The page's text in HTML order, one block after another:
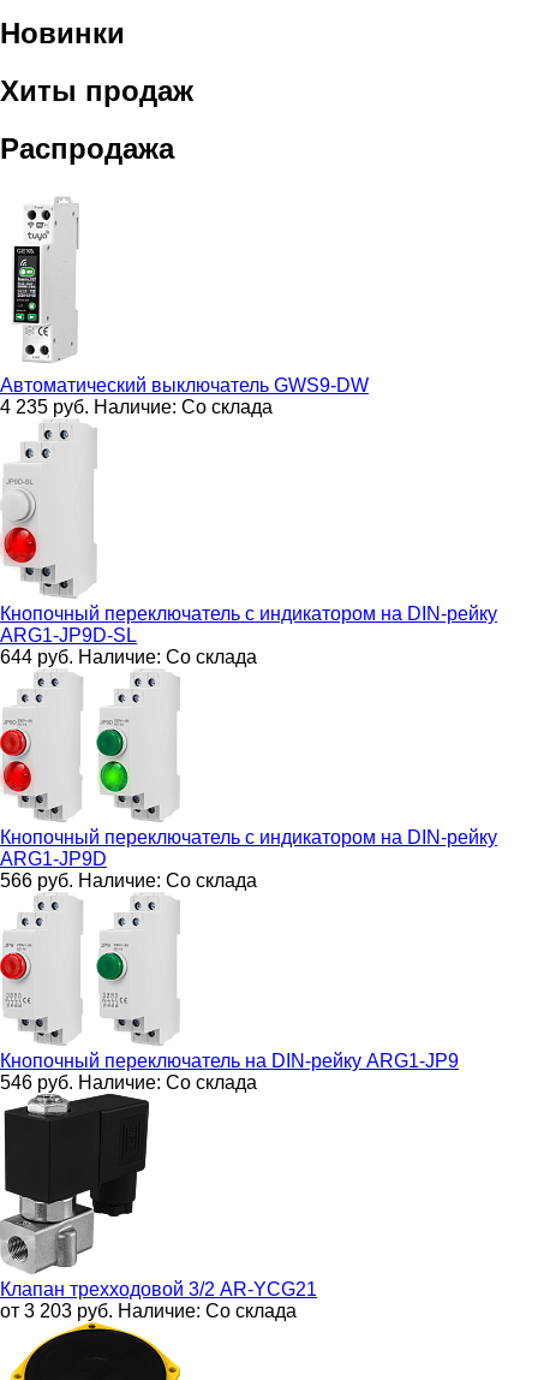
Новинки
Хиты продаж
Распродажа
Автоматический выключатель GWS9-DW
4 235 руб. Наличие: Со склада
Кнопочный переключатель с индикатором на DIN-рейку
ARG1-JP9D-SL
644 руб. Наличие: Со склада
Кнопочный переключатель с индикатором на DIN-рейку
ARG1-JP9D
566 руб. Наличие: Со склада
Кнопочный переключатель на DIN-рейку ARG1-JP9
546 руб. Наличие: Со склада
Клапан трехходовой 3/2 AR-YCG21
от 3 203 руб. Наличие: Со склада